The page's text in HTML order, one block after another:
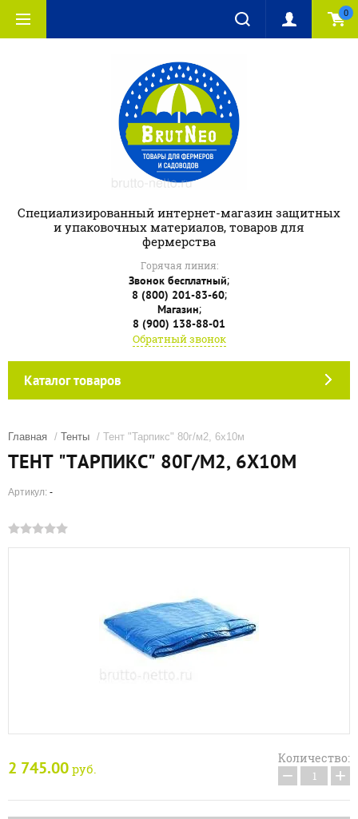
0
Специализированный интернет-магазин защитных
и упаковочных материалов, товаров для
фермерства
Горячая линия:
Звонок бесплатный;
8 (800) 201-83-60;
Магазин;
8 (900) 138-88-01
Обратный звонок
Каталог товаров
Главная / Тенты / Тент "Тарпикс" 80г/м2, 6х10м
ТЕНТ "ТАРПИКС" 80Г/М2, 6Х10М
Артикул: -
2 745.00 руб.
Количество:
− +